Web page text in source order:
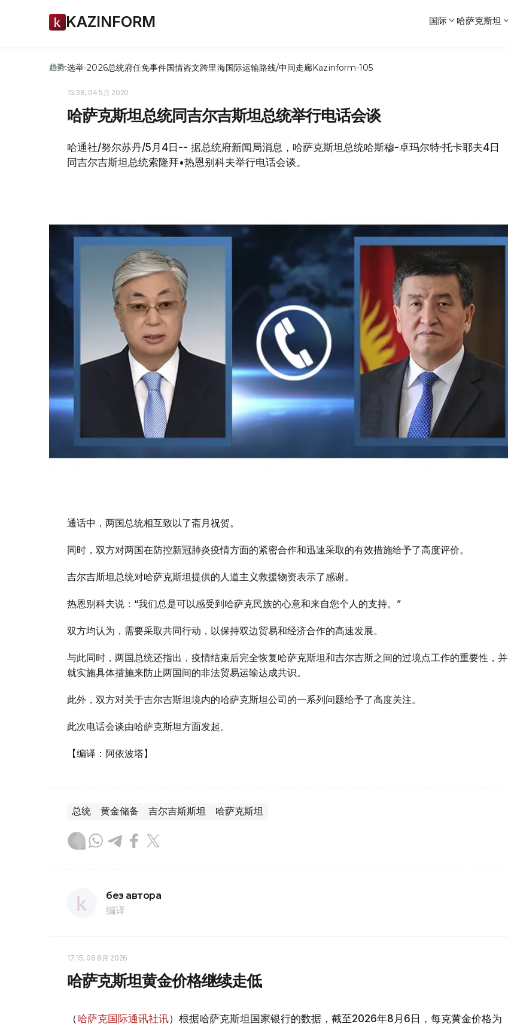
KAZINFORM 国际 哈萨克斯坦
趋势:选举-2026总统府任免事件国情咨文跨里海国际运输路线/中间走廊Kazinform-105
15:38, 04 5月 2020
哈萨克斯坦总统同吉尔吉斯坦总统举行电话会谈
哈通社/努尔苏丹/5月4日-- 据总统府新闻局消息，哈萨克斯坦总统哈斯穆-卓玛尔特·托卡耶夫4日
同吉尔吉斯坦总统索隆拜•热恩别科夫举行电话会谈。
通话中，两国总统相互致以了斋月祝贺。
同时，双方对两国在防控新冠肺炎疫情方面的紧密合作和迅速采取的有效措施给予了高度评价。
吉尔吉斯坦总统对哈萨克斯坦提供的人道主义救援物资表示了感谢。
热恩别科夫说：“我们总是可以感受到哈萨克民族的心意和来自您个人的支持。”
双方均认为，需要采取共同行动，以保持双边贸易和经济合作的高速发展。
与此同时，两国总统还指出，疫情结束后完全恢复哈萨克斯坦和吉尔吉斯之间的过境点工作的重要性，并
就实施具体措施来防止两国间的非法贸易运输达成共识。
此外，双方对关于吉尔吉斯坦境内的哈萨克斯坦公司的一系列问题给予了高度关注。
此次电话会谈由哈萨克斯坦方面发起。
【编译：阿依波塔】
总统 黄金储备 吉尔吉斯斯坦 哈萨克斯坦
без автора
编译
17:15, 06 8月 2026
哈萨克斯坦黄金价格继续走低
（哈萨克国际通讯社讯）根据哈萨克斯坦国家银行的数据，截至2026年8月6日，每克黄金价格为